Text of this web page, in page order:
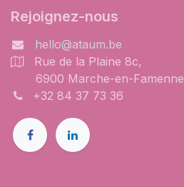
Rejoignez-nous
hello@ataum.be
Rue de la Plaine 8c,
6900 Marche-en-Famenne
+32 84 37 73 36